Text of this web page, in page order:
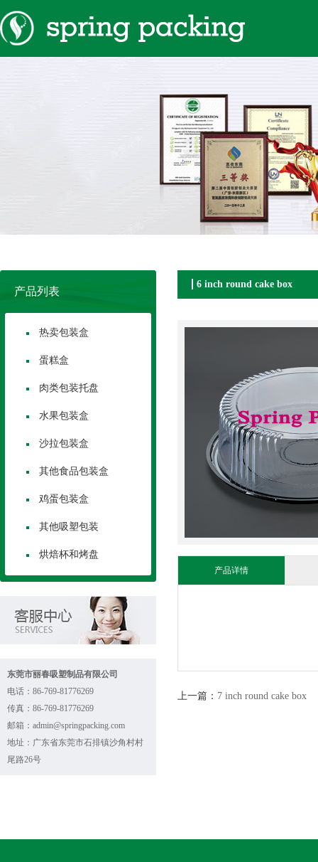
产品列表
热卖包装盒
蛋糕盒
肉类包装托盘
水果包装盒
沙拉包装盒
其他食品包装盒
鸡蛋包装盒
其他吸塑包装
烘焙杯和烤盘
东莞市丽春吸塑制品有限公司
电话：86-769-81776269
传真：86-769-81776269
邮箱：admin@springpacking.com
地址：广东省东莞市石排镇沙角村村
尾路26号
6 inch round cake box
产品详情
上一篇： 7 inch round cake box